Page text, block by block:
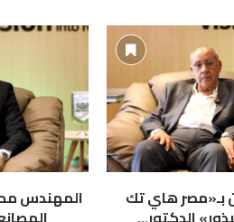
بـ«مصر هاي تك المهندس